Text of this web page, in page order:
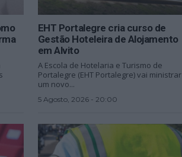
EHT Portalegre cria curso de
Gestão Hoteleira de Alojamento
em Alvito
A Escola de Hotelaria e Turismo de
Portalegre (EHT Portalegre) vai ministrar
um novo...
5 Agosto, 2026 - 20:00